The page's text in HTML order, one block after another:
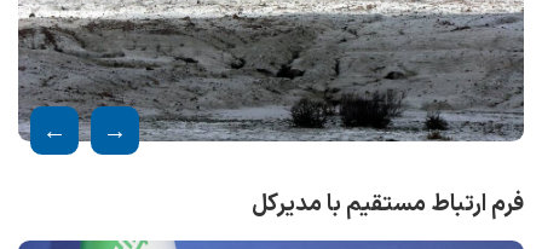
فرم ارتباط مستقیم با مدیرکل